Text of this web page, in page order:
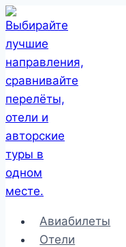
Перейти
к
содержимому
Авиабилеты
Отели